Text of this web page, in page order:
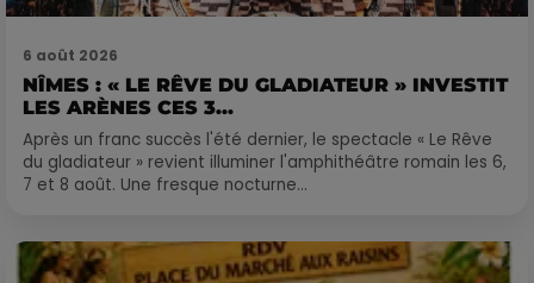
6 août 2026
NÎMES : « LE RÊVE DU GLADIATEUR » INVESTIT
LES ARÈNES CES 3...
Après un franc succès l'été dernier, le spectacle « Le Rêve
du gladiateur » revient illuminer l'amphithéâtre romain les 6,
7 et 8 août. Une fresque nocturne...